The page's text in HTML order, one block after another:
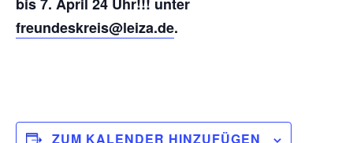
freundeskreis@leiza.de.
ZUM KALENDER HINZUFÜGEN